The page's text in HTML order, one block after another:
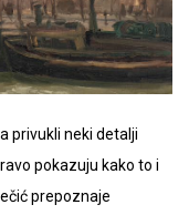
privukli neki detalji
pokazuju kako to i
prepoznaje